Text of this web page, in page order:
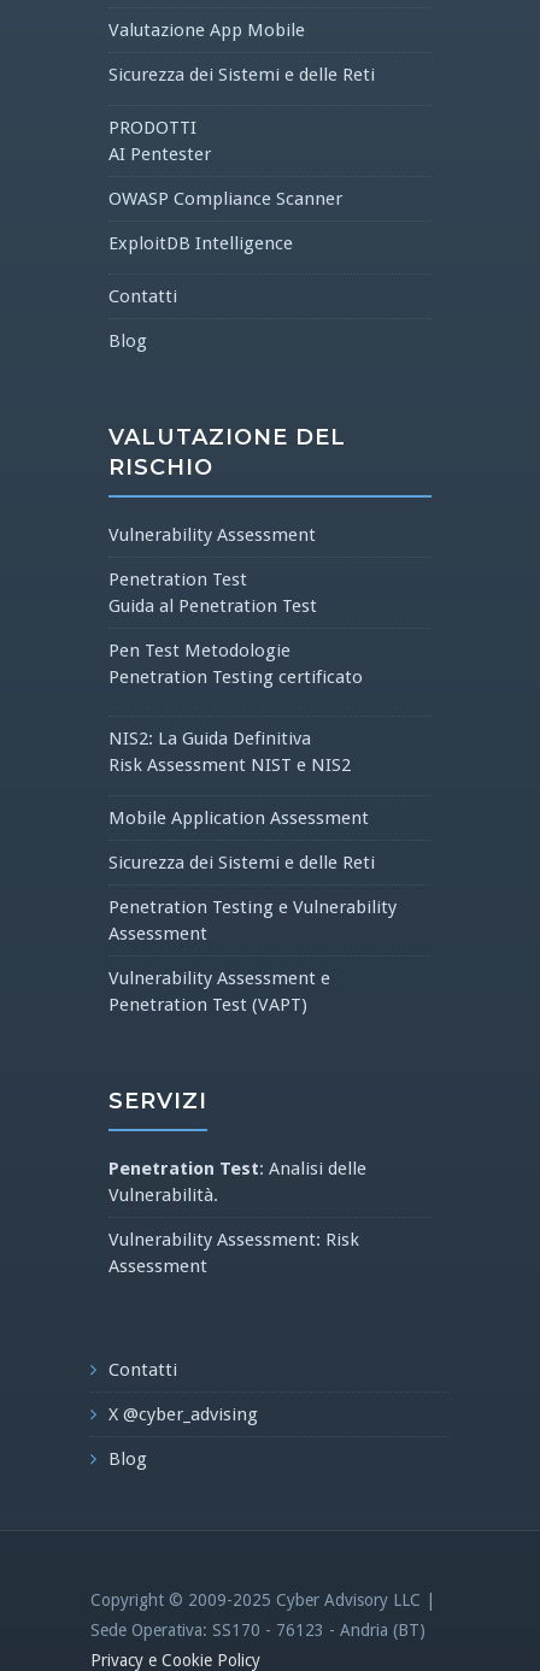
Valutazione App Mobile
Sicurezza dei Sistemi e delle Reti
PRODOTTI
AI Pentester
OWASP Compliance Scanner
ExploitDB Intelligence
Contatti
Blog
VALUTAZIONE DEL
RISCHIO
Vulnerability Assessment
Penetration Test
Guida al Penetration Test
Pen Test Metodologie
Penetration Testing certificato
NIS2: La Guida Definitiva
Risk Assessment NIST e NIS2
Mobile Application Assessment
Sicurezza dei Sistemi e delle Reti
Penetration Testing e Vulnerability
Assessment
Vulnerability Assessment e
Penetration Test (VAPT)
SERVIZI
Penetration Test: Analisi delle
Vulnerabilità.
Vulnerability Assessment: Risk
Assessment
Contatti
X @cyber_advising
Blog
Copyright © 2009-2025 Cyber Advisory LLC |
Sede Operativa: SS170 - 76123 - Andria (BT)
Privacy e Cookie Policy